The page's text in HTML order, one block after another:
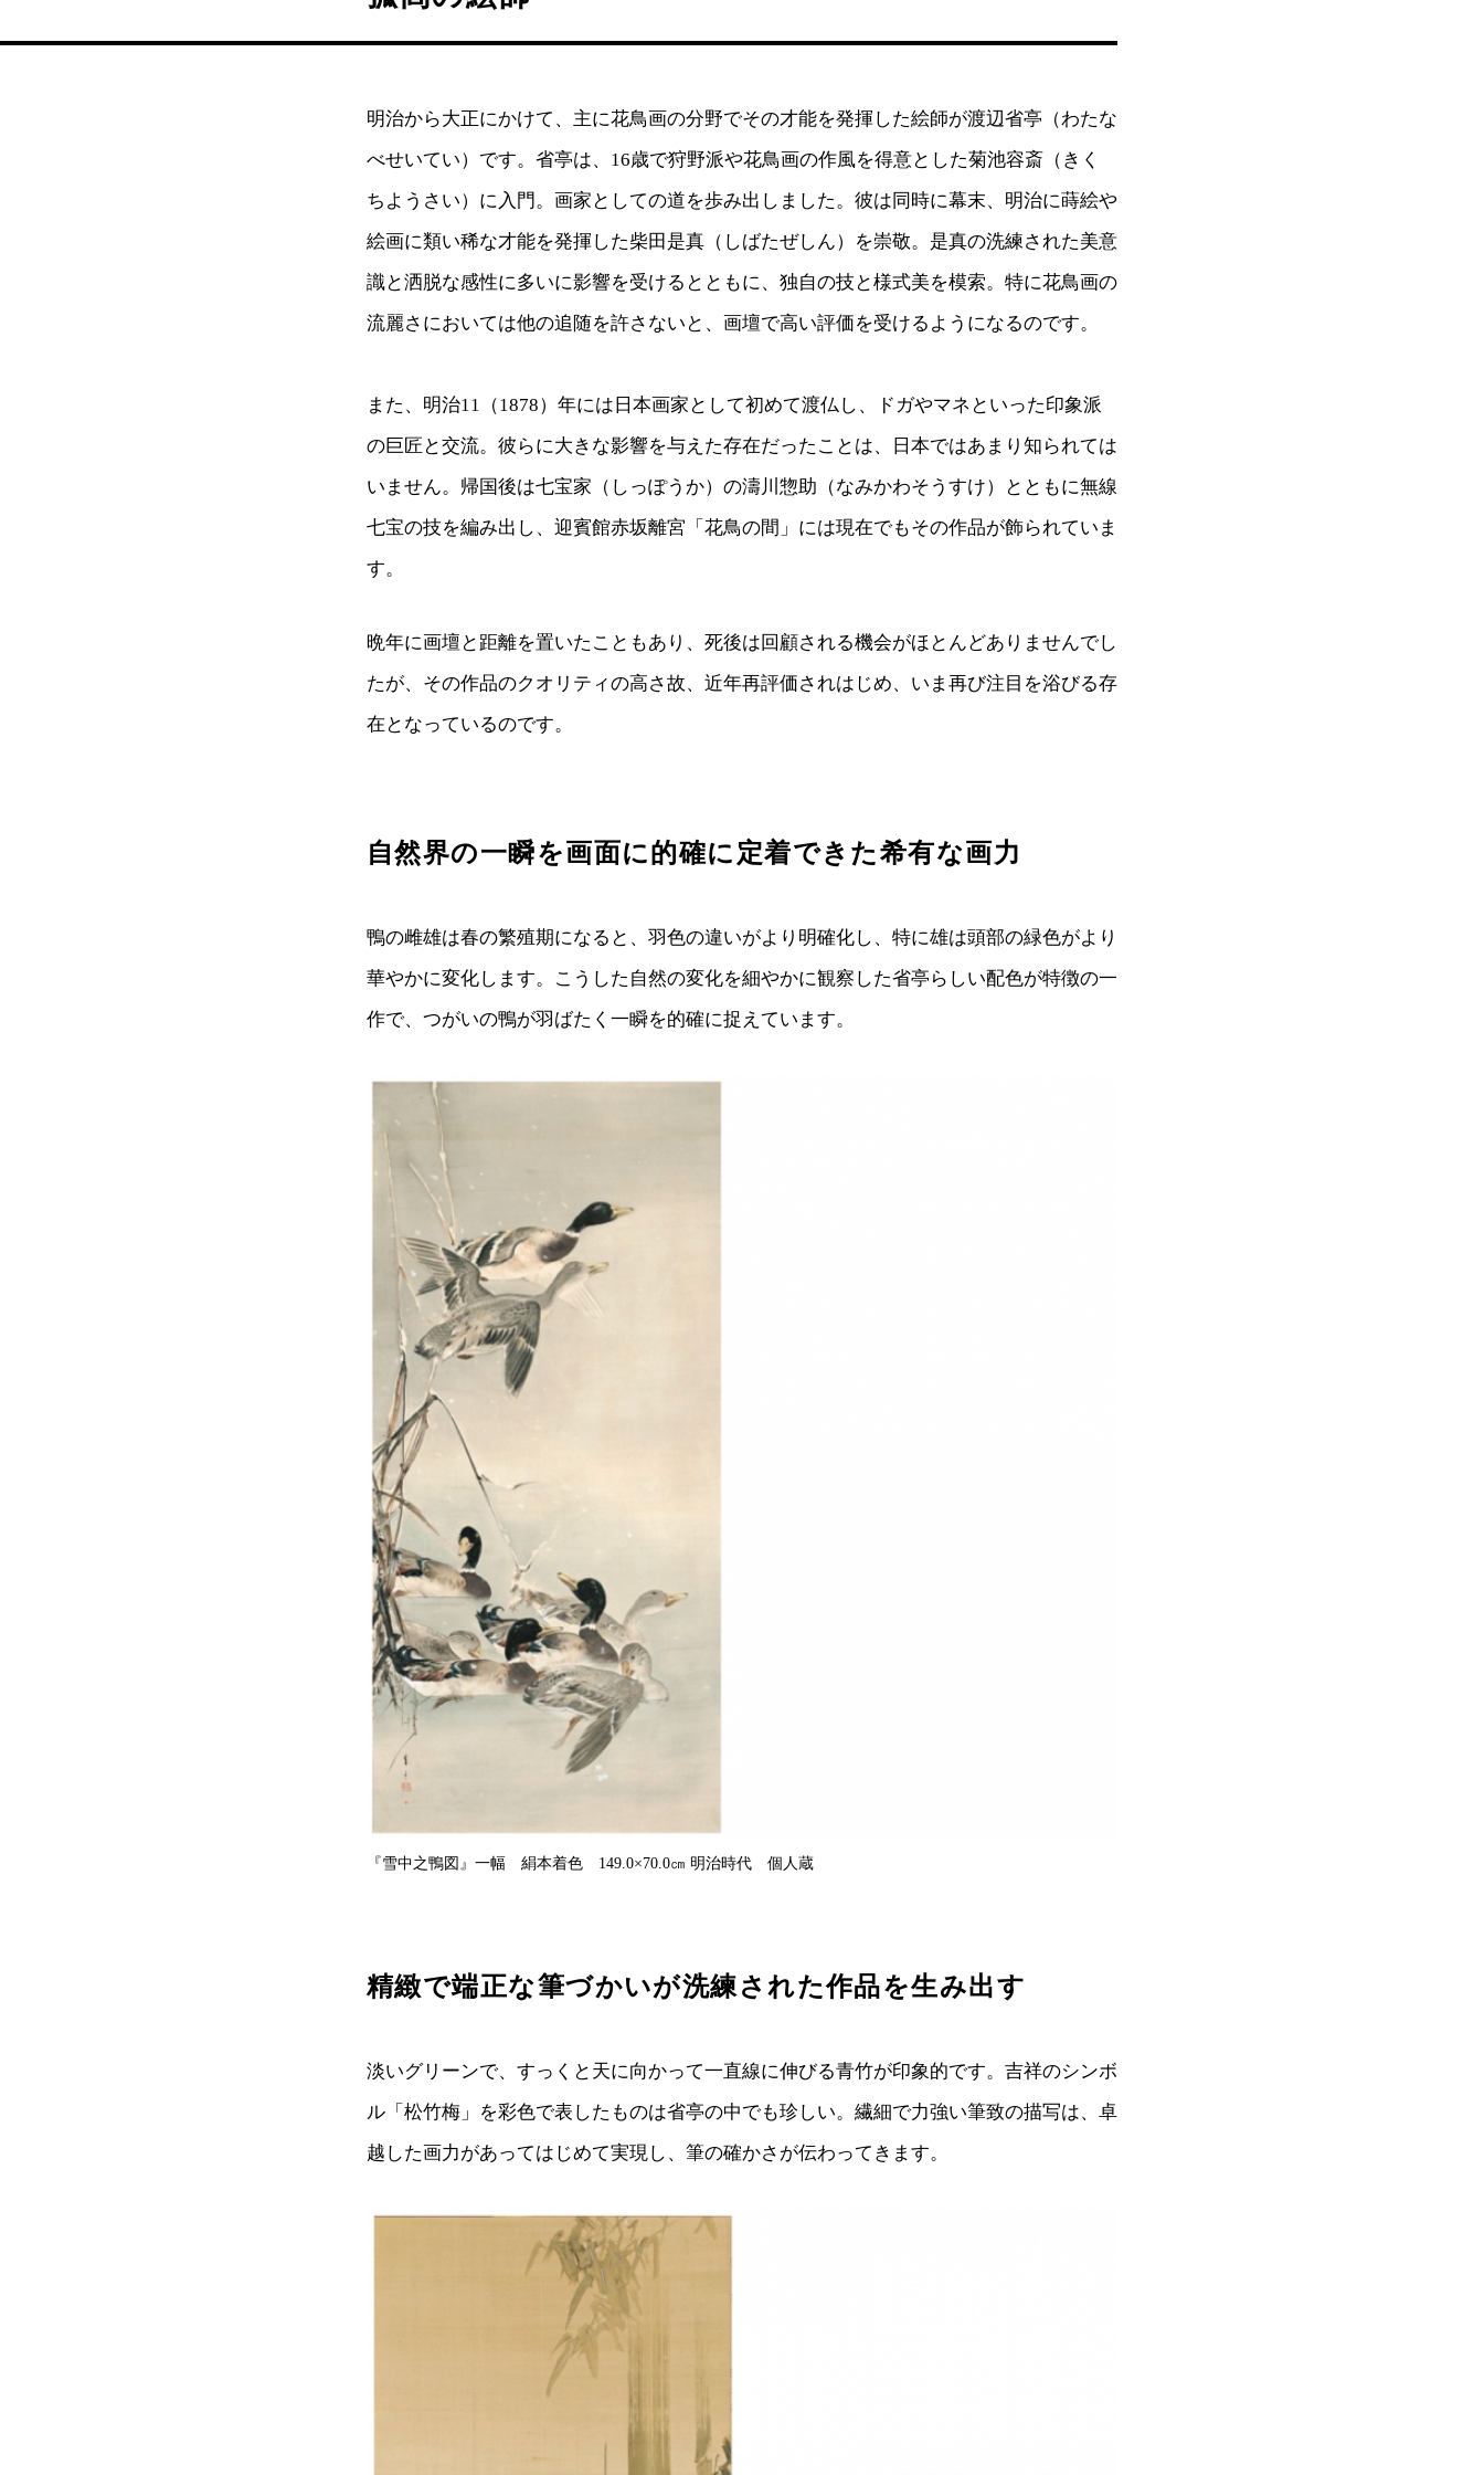
明治から大正にかけて、主に花鳥画の分野でその才能を発揮した絵師が渡辺省亭（わたな
べせいてい）です。省亭は、16歳で狩野派や花鳥画の作風を得意とした菊池容斎（きく
ちようさい）に入門。画家としての道を歩み出しました。彼は同時に幕末、明治に蒔絵や
絵画に類い稀な才能を発揮した柴田是真（しばたぜしん）を崇敬。是真の洗練された美意
識と洒脱な感性に多いに影響を受けるとともに、独自の技と様式美を模索。特に花鳥画の
流麗さにおいては他の追随を許さないと、画壇で高い評価を受けるようになるのです。
また、明治11（1878）年には日本画家として初めて渡仏し、ドガやマネといった印象派
の巨匠と交流。彼らに大きな影響を与えた存在だったことは、日本ではあまり知られては
いません。帰国後は七宝家（しっぽうか）の濤川惣助（なみかわそうすけ）とともに無線
七宝の技を編み出し、迎賓館赤坂離宮「花鳥の間」には現在でもその作品が飾られていま
す。
晩年に画壇と距離を置いたこともあり、死後は回顧される機会がほとんどありませんでし
たが、その作品のクオリティの高さ故、近年再評価されはじめ、いま再び注目を浴びる存
在となっているのです。
自然界の一瞬を画面に的確に定着できた希有な画力
鴨の雌雄は春の繁殖期になると、羽色の違いがより明確化し、特に雄は頭部の緑色がより
華やかに変化します。こうした自然の変化を細やかに観察した省亭らしい配色が特徴の一
作で、つがいの鴨が羽ばたく一瞬を的確に捉えています。
『雪中之鴨図』一幅 絹本着色 149.0×70.0㎝ 明治時代 個人蔵
精緻で端正な筆づかいが洗練された作品を生み出す
淡いグリーンで、すっくと天に向かって一直線に伸びる青竹が印象的です。吉祥のシンボ
ル「松竹梅」を彩色で表したものは省亭の中でも珍しい。繊細で力強い筆致の描写は、卓
越した画力があってはじめて実現し、筆の確かさが伝わってきます。